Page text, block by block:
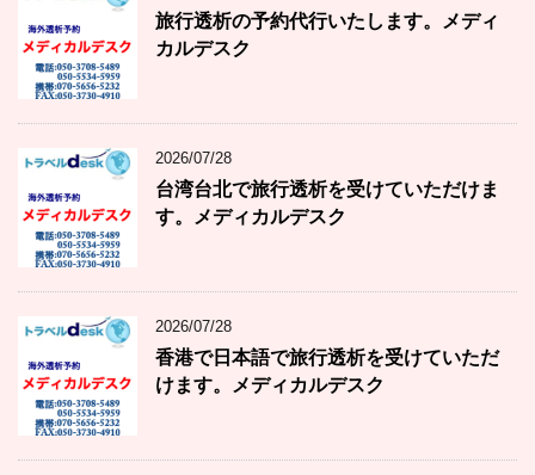
旅行透析の予約代行いたします。メディ
カルデスク
2026/07/28
台湾台北で旅行透析を受けていただけま
す。メディカルデスク
2026/07/28
香港で日本語で旅行透析を受けていただ
けます。メディカルデスク